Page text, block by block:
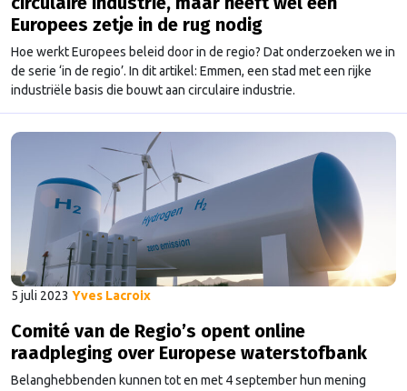
Europees zetje in de rug nodig
Hoe werkt Europees beleid door in de regio? Dat onderzoeken we in
de serie ‘in de regio’. In dit artikel: Emmen, een stad met een rijke
industriële basis die bouwt aan circulaire industrie.
5 juli 2023 Yves Lacroix
Comité van de Regio’s opent online
raadpleging over Europese waterstofbank
Belanghebbenden kunnen tot en met 4 september hun mening